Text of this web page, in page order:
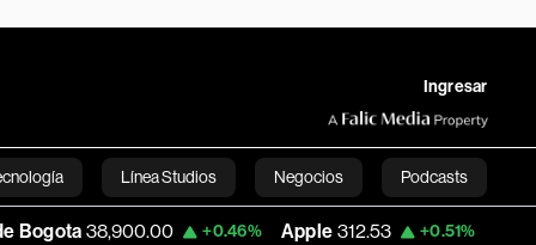
Ingresar
Línea Studios Negocios Podcasts
English+0.46% Apple 312.53 +0.51% USD COP